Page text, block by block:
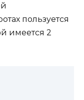
пользуется
имеется 2